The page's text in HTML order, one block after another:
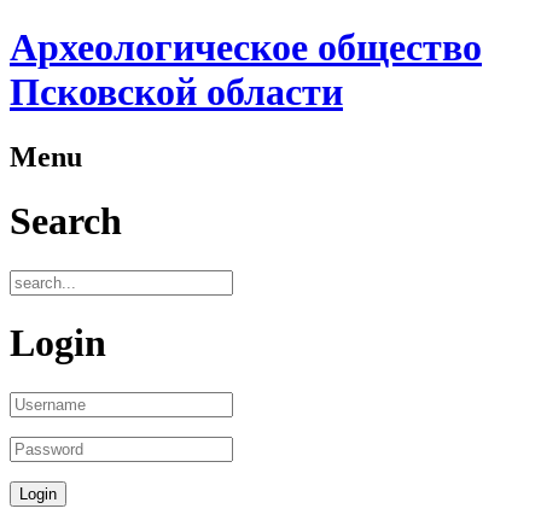
Археологическое общество
Псковской области
Menu
Search
Login